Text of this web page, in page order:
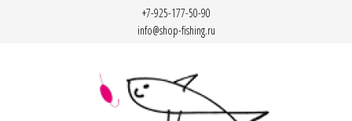
+7-925-177-50-90
info@shop-fishing.ru